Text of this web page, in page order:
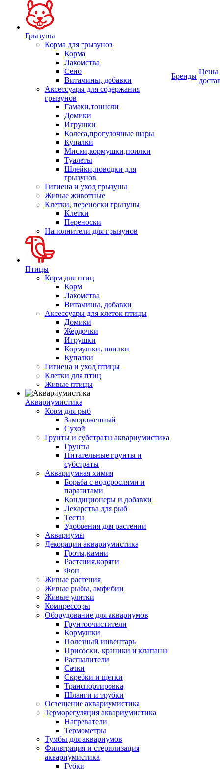
Грызуны
Корма для грызунов
Корма
Лакомства
Сено
Витамины, добавки
Аксессуары для содержания
грызунов
Гамаки,тоннели
Домики
Игрушки
Колеса,прогулочные шары
Купалки
Миски,кормушки,поилки
Туалеты
Шлейки,поводки для
грызунов
Гигиена и уход грызуны
Живые животные
Клетки, переноски грызуны
Клетки
Переноски
Наполнители для грызунов
Птицы
Корм для птиц
Корм
Лакомства
Витамины, добавки
Аксессуары для клеток птицы
Домики
Жердочки
Игрушки
Кормушки, поилки
Купалки
Гигиена и уход птицы
Клетки для птиц
Живые птицы
Аквариумистика
Корм для рыб
Замороженный
Сухой
Грунты и субстраты аквариумистика
Грунты
Питательные грунты и
субстраты
Аквариумная химия
Борьба с водорослями и
паразитами
Кондиционеры и добавки
Лекарства для рыб
Тесты
Удобрения для растений
Аквариумы
Декорации аквариумистика
Гроты,камни
Растения,коряги
Фон
Живые растения
Живые рыбы, амфибии
Живые улитки
Компрессоры
Оборудование для аквариумов
Грунтоочистители
Кормушки
Полезный инвентарь
Присоски, краники и клапаны
Распылители
Сачки
Скребки и щетки
Транспортировка
Шланги и трубки
Освещение аквариумистика
Терморегуляция аквариумистика
Нагреватели
Термометры
Тумбы для аквариумов
Фильтрация и стерилизация
аквариумистика
Губки
Бренды
Цены